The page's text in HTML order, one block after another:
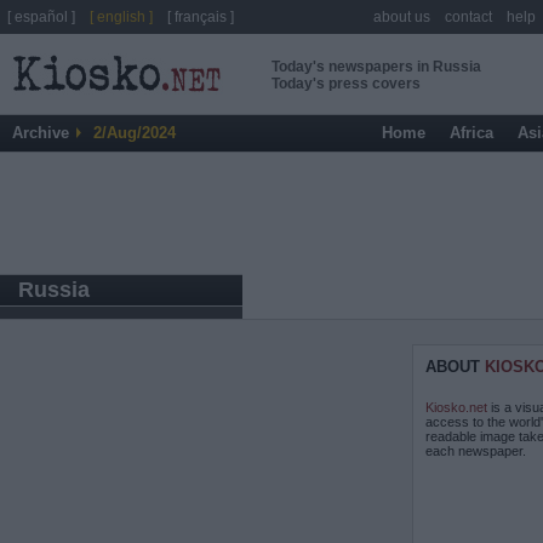
Today's newspapers in Russia
Today's press covers
Archive 2/Aug/2024 Home Africa
Russia
ABOUT
Kiosko.net is a
access to the
readable image
each newspaper.
[ español ] [ english ] [ français ] about us contact help